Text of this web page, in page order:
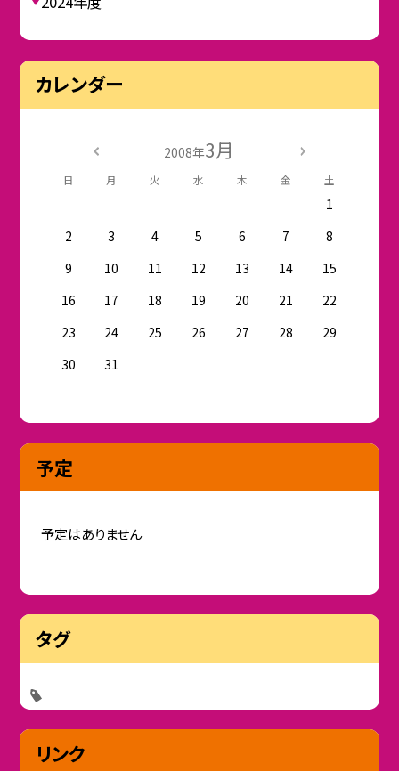
カレンダー
2008年3月
日 月 火 水 木 金 土
1
2
3 4 5 6 7
8
9
10 11 12 13 14
15
16
17 18 19 20 21
22
23
24 25 26 27 28
29
30
31
予定
予定はありません
タグ
リンク